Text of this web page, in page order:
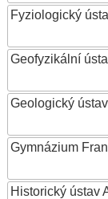
Fyziologický
Geofyzikální
Geologický
Gymnázium
Historický ústav